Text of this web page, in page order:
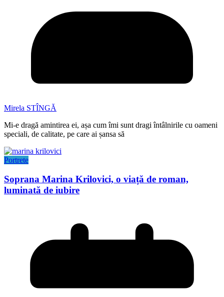
Mirela STÎNGĂ
Mi-e dragă amintirea ei, așa cum îmi sunt dragi întâlnirile cu oameni
speciali, de calitate, pe care ai șansa să
Portrete
Soprana Marina Krilovici, o viață de roman,
luminată de iubire